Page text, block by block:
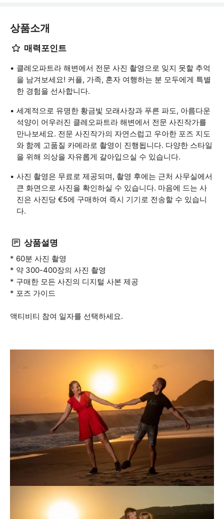
상품소개
매력포인트
클레오파트라 해변에서 전문 사진 촬영으로 잊지 못할 추억
을 남겨보세요! 커플, 가족, 혼자 여행하는 분 모두에게 특별
한 경험을 선사합니다.
세계적으로 유명한 황금빛 모래사장과 푸른 파도, 아름다운
석양이 어우러진 클레오파트라 해변에서 전문 사진작가를
만나보세요. 전문 사진작가의 자연스럽고 우아한 포즈 지도
와 함께 고품질 카메라로 촬영이 진행됩니다. 다양한 스타일
을 위해 의상을 자유롭게 갈아입으실 수 있습니다.
사진 촬영은 무료로 제공되며, 촬영 후에는 근처 사무실에서
큰 화면으로 사진을 확인하실 수 있습니다. 마음에 드는 사
진은 사진당 €5에 구매하여 즉시 기기로 전송할 수 있습니
다.
상품설명
* 60분 사진 촬영
* 약 300-400장의 사진 촬영
* 구매한 모든 사진의 디지털 사본 제공
* 포즈 가이드
액티비티 참여 일자를 선택하세요.